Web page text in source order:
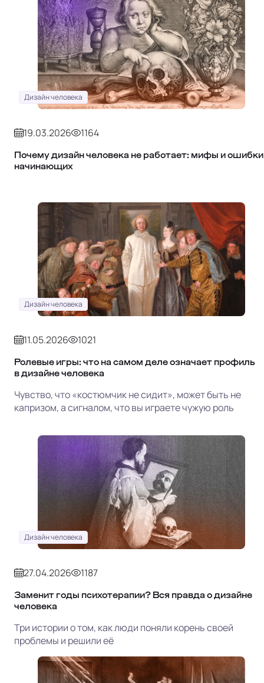
Дизайн человека
19.03.2026 1164
Почему дизайн человека не работает: мифы и ошибки
начинающих
Дизайн человека
11.05.2026 1021
Ролевые игры: что на самом деле означает профиль
в дизайне человека
Чувство, что «костюмчик не сидит», может быть не
капризом, а сигналом, что вы играете чужую роль
Дизайн человека
27.04.2026 1187
Заменит годы психотерапии? Вся правда о дизайне
человека
Три истории о том, как люди поняли корень своей
проблемы и решили её